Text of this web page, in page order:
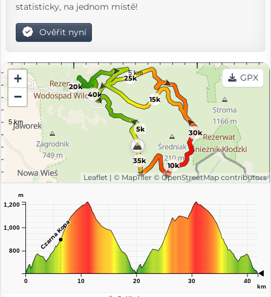
statisticky, na jednom místě!
Ověřit nyní
40k
20k
10k
30k
5k
15k
25k
35k
+
−
GPX
Leaflet | © MapTiler © OpenStreetMap contributors
0 10 20 30 40
km
800
1,000
1,200
m
Czarna Kopa